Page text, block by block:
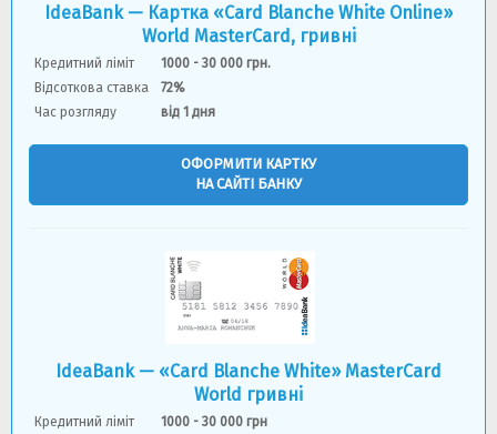
IdeaBank — Картка «Card Blanche White Online»
World MasterCard, гривнi
Кредитний ліміт
1000 - 30 000 грн.
Відсоткова ставка
72%
Час розгляду
вiд 1 дня
ОФОРМИТИ КАРТКУ
НА САЙТІ БАНКУ
IdeaBank — «Card Blanche White» MasterCard
World гривнi
Кредитний ліміт
1000 - 30 000 грн